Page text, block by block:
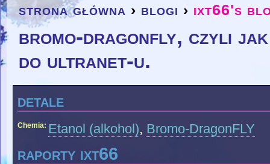
you are here
strona główna › blogi › ixt66's
bromo-dragonfly, czyli jak
do ultranet-u.
detale
Chemia: Etanol (alkohol), Bromo-DragonFLY
raporty ixt66